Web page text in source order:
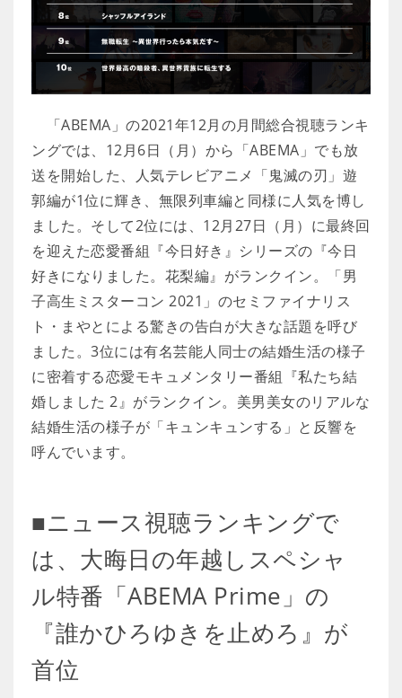
「ABEMA」の2021年12月の月間総合視聴ランキ
ングでは、12月6日（月）から「ABEMA」でも放
送を開始した、人気テレビアニメ「鬼滅の刃」遊
郭編が1位に輝き、無限列車編と同様に人気を博し
ました。そして2位には、12月27日（月）に最終回
を迎えた恋愛番組『今日好き』シリーズの『今日
好きになりました。花梨編』がランクイン。「男
子高生ミスターコン 2021」のセミファイナリス
ト・まやとによる驚きの告白が大きな話題を呼び
ました。3位には有名芸能人同士の結婚生活の様子
に密着する恋愛モキュメンタリー番組『私たち結
婚しました 2』がランクイン。美男美女のリアルな
結婚生活の様子が「キュンキュンする」と反響を
呼んでいます。
■ニュース視聴ランキングで
は、大晦日の年越しスペシャ
ル特番「ABEMA Prime」の
『誰かひろゆきを止めろ』が
首位